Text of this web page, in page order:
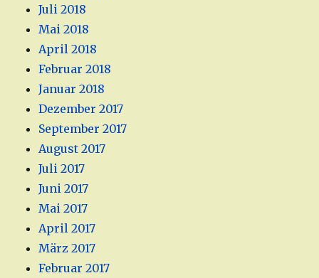
Juli 2018
Mai 2018
April 2018
Februar 2018
Januar 2018
Dezember 2017
September 2017
August 2017
Juli 2017
Juni 2017
Mai 2017
April 2017
März 2017
Februar 2017